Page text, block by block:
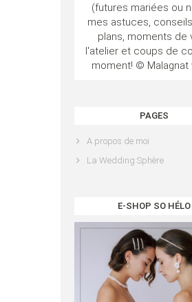
(futures mariées ou
mes astuces,
plans, moments de
l'atelier et coups de
moment! © Malagnat
PAGES
A propos de moi
La Wedding Sphère
E-SHOP SO HÉLO